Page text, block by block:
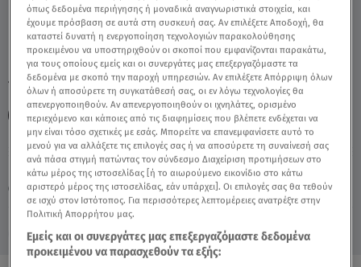
Παρασκευή 7 Αυγούστου 2026
03.06.26, 00:47 MEDIA
TAGS: MASTERCHEF ΜΗΤΕΡΑ ΤΩΝ ΜΑΧΩΝ
MASTERCHEF TRAILER MASTERCHEF 10
όπως δεδομένα περιήγησης ή μοναδικά αναγνωριστικά στοιχεία, και
έχουμε πρόσβαση σε αυτά στη συσκευή σας. Αν επιλέξετε Αποδοχή, θα
καταστεί δυνατή η ενεργοποίηση τεχνολογιών παρακολούθησης
προκειμένου να υποστηριχθούν οι σκοποί που εμφανίζονται παρακάτω,
για τους οποίους εμείς και οι συνεργάτες μας επεξεργαζόμαστε τα
δεδομένα με σκοπό την παροχή υπηρεσιών. Αν επιλέξετε Απόρριψη όλων
όλων ή αποσύρετε τη συγκατάθεσή σας, οι εν λόγω τεχνολογίες θα
απενεργοποιηθούν. Αν απενεργοποιηθούν οι ιχνηλάτες, ορισμένο
περιεχόμενο και κάποιες από τις διαφημίσεις που βλέπετε ενδέχεται να
μην είναι τόσο σχετικές με εσάς. Μπορείτε να επανεμφανίσετε αυτό το
μενού για να αλλάξετε τις επιλογές σας ή να αποσύρετε τη συναίνεσή σας
ανά πάσα στιγμή πατώντας τον σύνδεσμο Διαχείριση προτιμήσεων στο
κάτω μέρος της ιστοσελίδας [ή το αιωρούμενο εικονίδιο στο κάτω
αριστερό μέρος της ιστοσελίδας, εάν υπάρχει]. Οι επιλογές σας θα τεθούν
σε ισχύ στον Ιστότοπος. Για περισσότερες λεπτομέρειες ανατρέξτε στην
Πολιτική Απορρήτου μας.
Εμείς και οι συνεργάτες μας επεξεργαζόμαστε δεδομένα
προκειμένου να παρασχεθούν τα εξής: